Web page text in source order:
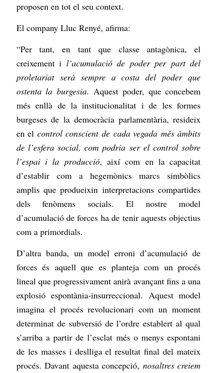
proposen en tot el seu context.
El company Lluc Renyé, afirma:
“Per tant, en tant que classe antagònica, el
creixement i l’acumulació de poder per part del
proletariat serà sempre a costa del poder que
ostenta la burgesia. Aquest poder, que concebem
més enllà de la institucionalitat i de les formes
burgeses de la democràcia parlamentària, resideix
en el control conscient de cada vegada més àmbits
de l’esfera social, com podria ser el control sobre
l’espai i la producció, així com en la capacitat
d’establir com a hegemònics marcs simbòlics
amplis que produeixin interpretacions compartides
dels fenòmens socials. El nostre model
d’acumulació de forces ha de tenir aquests objectius
com a primordials.
D’altra banda, un model erroni d’acumulació de
forces és aquell que es planteja com un procés
lineal que progressivament anirà avançant fins a una
explosió espontània-insurreccional. Aquest model
imagina el procés revolucionari com un moment
determinat de subversió de l’ordre establert al qual
s’arriba a partir de l’esclat més o menys espontani
de les masses i deslliga el resultat final del mateix
procés. Davant aquesta concepció, nosaltres creiem